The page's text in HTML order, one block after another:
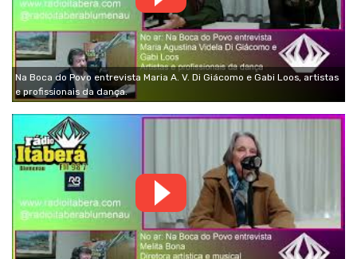
Na Boca do Povo entrevista Maria A. V. Di Giácomo e Gabi Loos, artistas
e profissionais da dança.